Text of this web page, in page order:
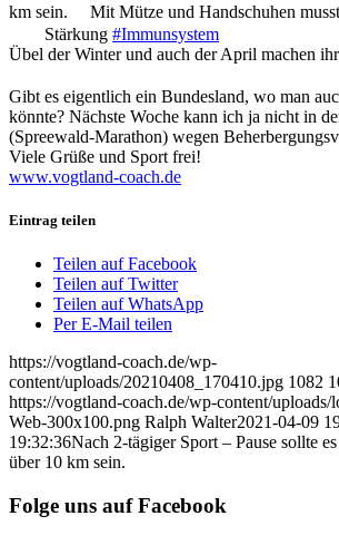
km sein.
Mit Mütze und Handschuhen
Stärkung #Immunsystem
Übel der Winter und auch der April machen
Gibt es eigentlich ein Bundesland, wo man
könnte? Nächste Woche kann ich ja nicht in
(Spreewald-Marathon) wegen
Viele Grüße und Sport frei!
www.vogtland-coach.de
Eintrag teilen
Teilen auf Facebook
Teilen auf Twitter
Teilen auf WhatsApp
Per E-Mail teilen
https://vogtland-coach.de/wp-
content/uploads/20210408_170410.jpg 1082
https://vogtland-coach.de/wp-content/uploads/
Web-300x100.png Ralph Walter2021-04-09
19:32:36Nach 2-tägiger Sport – Pause sollte
über 10 km sein.
Folge uns auf Facebook